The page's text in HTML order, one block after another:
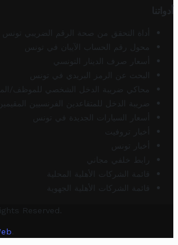
أدواتنا
أداة التحقق من صحة الرقم الضريبي تونس
محول رقم الحساب الآيبان في تونس
أسعار صرف الدينار التونسي
البحث عن الرمز البريدي في تونس
محاكي ضريبة الدخل الشخصي للموظف/
ضريبة الدخل للمتقاعدين الفرنسيين
أسعار السيارات الجديدة في تونس
أخبار تروفيت
أخبار تونس
رابط خلفي مجاني
قائمة الشركات الأهلية المحلية
قائمة الشركات الأهلية الجهوية
Reserved.